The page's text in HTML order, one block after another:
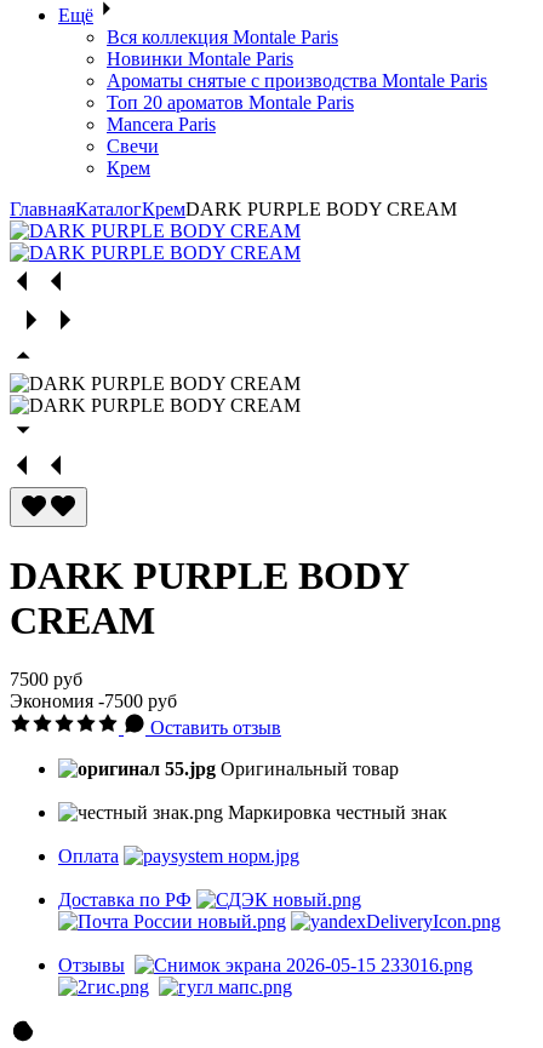
Ещё
Вся коллекция Montale Paris
Новинки Montale Paris
Ароматы cнятые с производства Montale Paris
Топ 20 ароматов Montale Paris
Mancera Paris
Свечи
Крем
ГлавнаяКаталогКремDARK PURPLE BODY CREAM
DARK PURPLE BODY
CREAM
7500 руб
Экономия -7500 руб
Оставить отзыв
Оригинальный товар
Маркировка честный знак
Оплата
Доставка по РФ
Отзывы